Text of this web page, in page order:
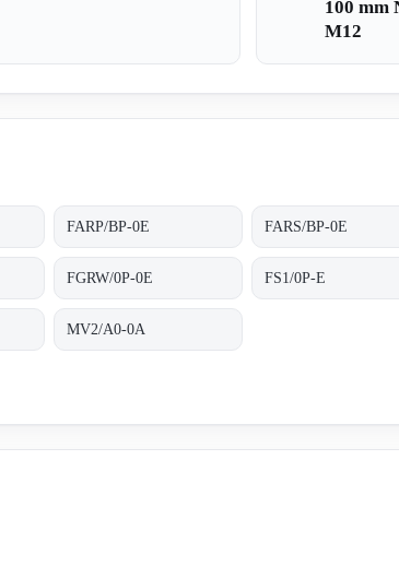
100 mm
M12
FARP/BP-0E FARS/BP-0E
FGRW/0P-0E FS1/0P-E
MV2/A0-0A